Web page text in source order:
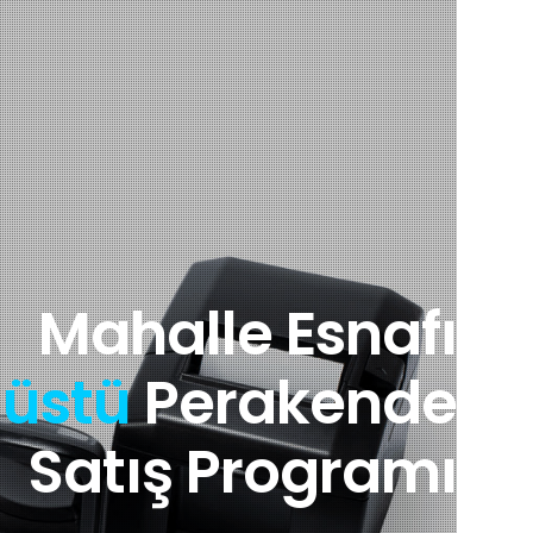
Mahalle Esnafı
Perakende
Satış Programı